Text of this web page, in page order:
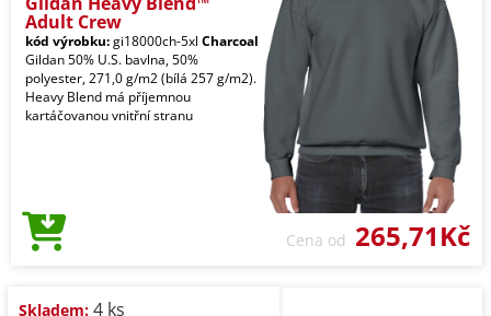
Adult Crew
kód výrobku:gi18000ch-5xl Charcoal
Gildan 50% U.S. bavlna, 50%
polyester, 271,0 g/m2 (bílá 257 g/m2).
Heavy Blend má příjemnou
kartáčovanou vnitřní stranu
Cena od 265,71Kč
Skladem: 4 ks